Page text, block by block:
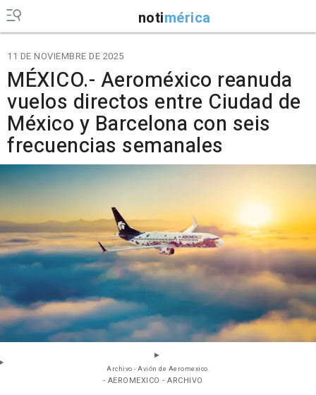
notimérica
11 DE NOVIEMBRE DE 2025
MÉXICO.- Aeroméxico reanuda
vuelos directos entre Ciudad de
México y Barcelona con seis
frecuencias semanales
Archivo - Avión de Aeromexico.
- AEROMEXICO - ARCHIVO